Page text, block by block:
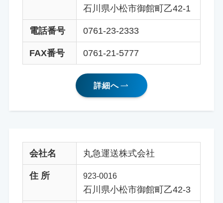
石川県小松市御館町乙42-1
電話番号 0761-23-2333
FAX番号 0761-21-5777
詳細へ
会社名 丸急運送株式会社
住 所 923-0016
石川県小松市御館町乙42-3